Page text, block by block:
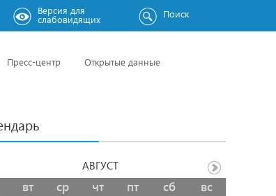
Версия для
слабовидящих Поиск
Пресс-центр Открытые данные
вт ср чт пт сб вс
АВГУСТ